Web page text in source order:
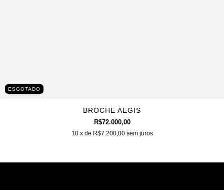
ESGOTADO
BROCHE AEGIS
R$72.000,00
10 x de R$7.200,00 sem juros